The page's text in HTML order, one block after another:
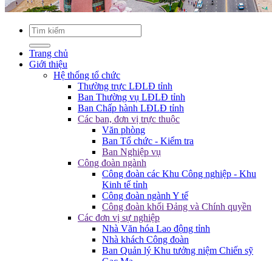
Trang chủ
Giới thiệu
Hệ thống tổ chức
Thường trực LĐLĐ tỉnh
Ban Thường vụ LĐLĐ tỉnh
Ban Chấp hành LĐLĐ tỉnh
Các ban, đơn vị trực thuộc
Văn phòng
Ban Tổ chức - Kiểm tra
Ban Nghiệp vụ
Công đoàn ngành
Công đoàn các Khu Công nghiệp - Khu
Kinh tế tỉnh
Công đoàn ngành Y tế
Công đoàn khối Đảng và Chính quyền
Các đơn vị sự nghiệp
Nhà Văn hóa Lao động tỉnh
Nhà khách Công đoàn
Ban Quản lý Khu tưởng niệm Chiến sỹ